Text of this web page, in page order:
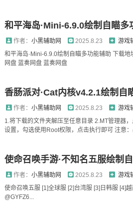
和平海岛·Mini-6.9.0绘制自瞄多
作者： 小黑辅助网 2025.8.23
游戏
和平海岛·Mini-6.9.0绘制自瞄多功能辅助 下载
网盘 蓝奏网盘 蓝奏网盘
香肠派对·Cat内核v4.2.1绘制自
作者： 小黑辅助网 2025.8.23
游戏
1.将下载的文件夹解压至任意目录 2.MT管理器
设置，勾选使用Root权限，点击执行即可 注意
使命召唤手游·不知名五服绘制
作者： 小黑辅助网 2025.8.23
游戏
使命召唤五服 [1]全球服 [2]台湾服 [3]日韩服 [4]越
@GYFZ6...